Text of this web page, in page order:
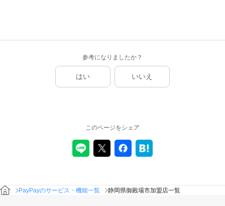
参考になりましたか？
はい いいえ
このページをシェア
PayPayのサービス・機能一覧 静岡県御殿場市加盟店一覧